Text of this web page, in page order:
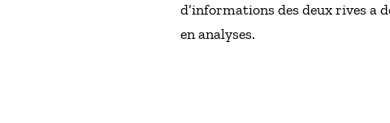
d’informations des deux rives a
en analyses.